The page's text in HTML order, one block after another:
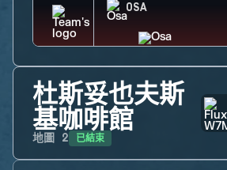
OSA
杜斯妥也夫斯
基咖啡館
地圖 2 已結束